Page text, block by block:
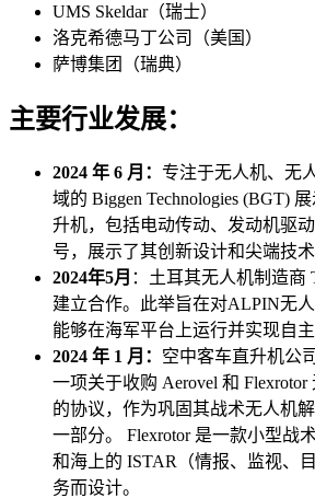
UMS Skeldar（瑞士）
洛克希德马丁公司（美国）
萨博集团（瑞典）
主要行业发展：
2024 年 6 月： 专注于无人机、无
域的 Biggen Technologies (BGT)
升机，包括电动传动、发动机驱
号，展示了其创新设计和尖端技术
2024年5月 ：土耳其无人机制造商
建立合作。此举旨在对ALPIN无
能够在海军平台上运行并实现自主
2024 年 1 月： 空中客车直升机公
一项关于收购 Aerovel 和
的协议，作为巩固其战术无人机
一部分。 Flexrotor 是一款小型战
和海上的 ISTAR（情报、监视、
务而设计。